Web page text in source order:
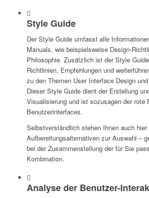
Style Guide
Der Style Guide umfasst alle
Manuals, wie beispielsweise Design-
Philosophie. Zusätzlich ist der Style
Richtlinien, Empfehlungen und
zu den Themen User Interface Design
Dieser Style Guide dient der Erstellung
Visualisierung und ist sozusagen der rote
Benutzerinterfaces.
Selbstverständlich stehen Ihnen auch
Aufbereitungsalternativen zur Auswahl –
bei der Zusammenstellung der für Sie
Kombination.
Analyse der Benutzer-